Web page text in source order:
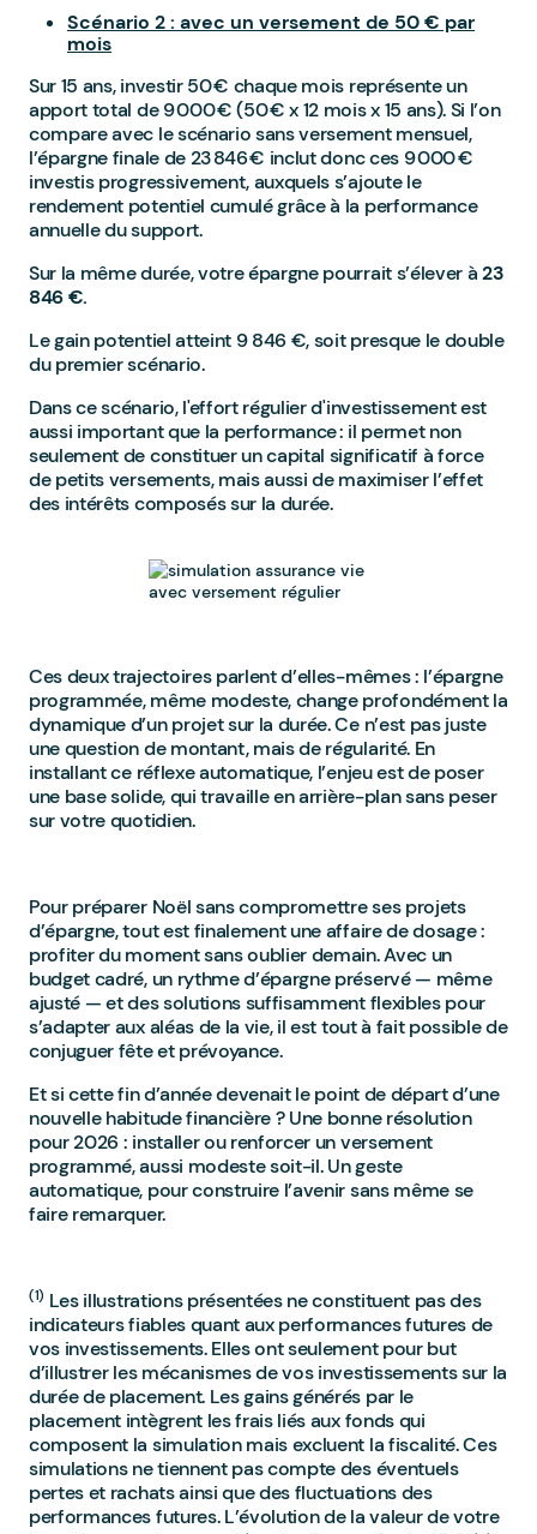
Scénario 2 : avec un versement de 50 € par
mois
Sur 15 ans, investir 50 € chaque mois représente un
apport total de 9 000 € (50 € x 12 mois x 15 ans). Si l’on
compare avec le scénario sans versement mensuel,
l’épargne finale de 23 846 € inclut donc ces 9 000 €
investis progressivement, auxquels s’ajoute le
rendement potentiel cumulé grâce à la performance
annuelle du support.
Sur la même durée, votre épargne pourrait s’élever à23
846 €.
Le gain potentiel atteint 9 846 €, soit presque le double
du premier scénario.
Dans ce scénario, l'effort régulier d'investissement est
aussi important que la performance : il permet non
seulement de constituer un capital significatif à force
de petits versements, mais aussi de maximiser l’effet
des intérêts composés sur la durée.
Ces deux trajectoires parlent d’elles-mêmes : l’épargne
programmée, même modeste, change profondément la
dynamique d’un projet sur la durée. Ce n’est pas juste
une question de montant, mais de régularité. En
installant ce réflexe automatique, l’enjeu est de poser
une base solide, qui travaille en arrière-plan sans peser
sur votre quotidien.
Pour préparer Noël sans compromettre ses projets
d’épargne, tout est finalement une affaire de dosage :
profiter du moment sans oublier demain. Avec un
budget cadré, un rythme d’épargne préservé — même
ajusté — et des solutions suffisamment flexibles pour
s’adapter aux aléas de la vie, il est tout à fait possible de
conjuguer fête et prévoyance.
Et si cette fin d’année devenait le point de départ d’une
nouvelle habitude financière ? Une bonne résolution
pour 2026 : installer ou renforcer un versement
programmé, aussi modeste soit-il. Un geste
automatique, pour construire l’avenir sans même se
faire remarquer.
(1) Les illustrations présentées ne constituent pas des
indicateurs fiables quant aux performances futures de
vos investissements. Elles ont seulement pour but
d’illustrer les mécanismes de vos investissements sur la
durée de placement. Les gains générés par le
placement intègrent les frais liés aux fonds qui
composent la simulation mais excluent la fiscalité. Ces
simulations ne tiennent pas compte des éventuels
pertes et rachats ainsi que des fluctuations des
performances futures. L’évolution de la valeur de votre